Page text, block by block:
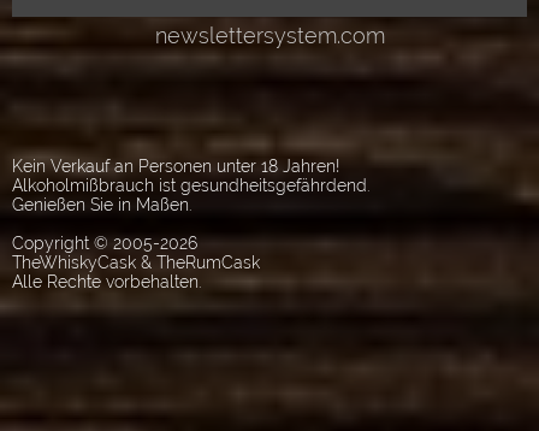
Kein Verkauf an Personen unter 18 Jahren!
Alkoholmißbrauch ist gesundheitsgefährdend.
Genießen Sie in Maßen.
Copyright © 2005-2026
TheWhiskyCask & TheRumCask
Alle Rechte vorbehalten.